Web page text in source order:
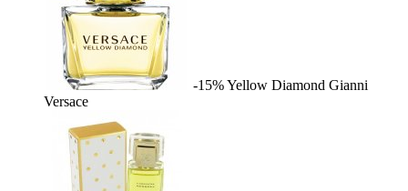
-15%Yellow Diamond Gianni
Versace